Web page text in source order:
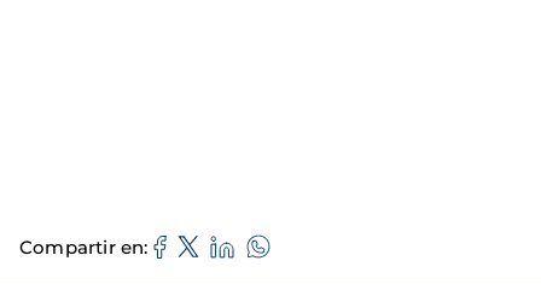
Compartir en